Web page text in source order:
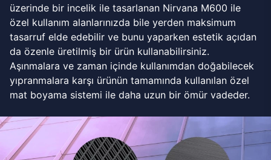
üzerinde bir incelik ile tasarlanan Nirvana M600 ile
özel kullanım alanlarınızda bile yerden maksimum
tasarruf elde edebilir ve bunu yaparken estetik açıdan
da özenle üretilmiş bir ürün kullanabilirsiniz.
Aşınmalara ve zaman içinde kullanımdan doğabilecek
yıpranmalara karşı ürünün tamamında kullanılan özel
mat boyama sistemi ile daha uzun bir ömür vadeder.